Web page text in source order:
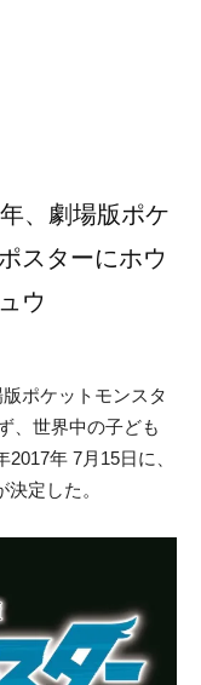
、劇場版ポケ
スターにホウ
ウ
ポケットモンスタ
、世界中の子ども
年 7月15日に、
定した。